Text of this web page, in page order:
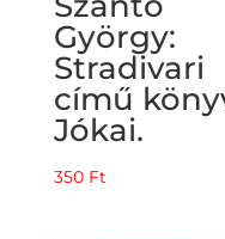
György:
Stradivari
című
Jókai.
350 Ft